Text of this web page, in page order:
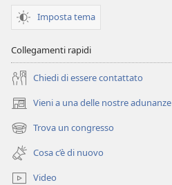
Imposta tema
Collegamenti rapidi
Chiedi di essere contattato
Vieni a una delle nostre adunanze
(apre
una
nuova
finestra)
Trova un congresso
(apre
una
nuova
finestra)
Cosa c’è di nuovo
Video